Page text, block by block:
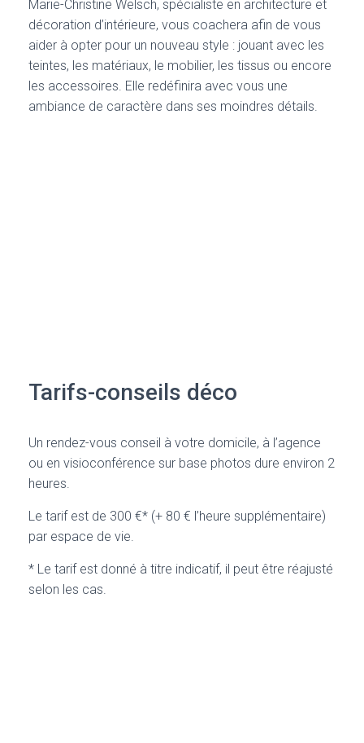
Marie-Christine Welsch, spécialiste en architecture et
décoration d’intérieure, vous coachera afin de vous
aider à opter pour un nouveau style : jouant avec les
teintes, les matériaux, le mobilier, les tissus ou encore
les accessoires. Elle redéfinira avec vous une
ambiance de caractère dans ses moindres détails.
Tarifs-conseils déco
Un rendez-vous conseil à votre domicile, à l’agence
ou en visioconférence sur base photos dure environ 2
heures.
Le tarif est de 300 €* (+ 80 € l’heure supplémentaire)
par espace de vie.
* Le tarif est donné à titre indicatif, il peut être réajusté
selon les cas.